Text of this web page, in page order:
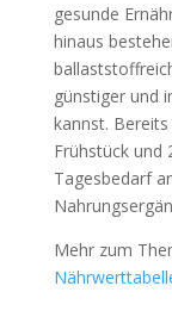
gesunde
hinaus
günstiger und
kannst.
Frühstück und
Tagesbedarf
Mehr zum